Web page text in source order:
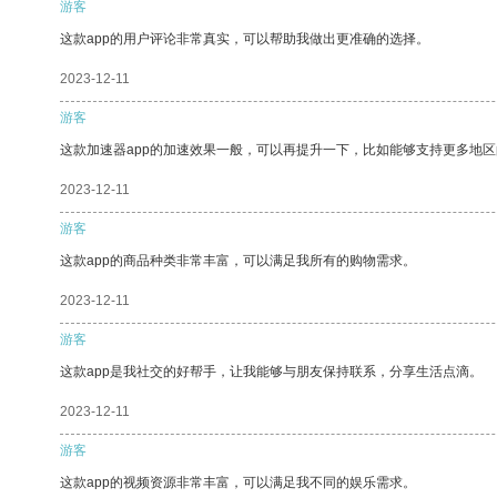
游客
这款app的用户评论非常真实，可以帮助我做出更准确的选择。
2023-12-11
游客
这款加速器app的加速效果一般，可以再提升一下，比如能够支持更多地区
2023-12-11
游客
这款app的商品种类非常丰富，可以满足我所有的购物需求。
2023-12-11
游客
这款app是我社交的好帮手，让我能够与朋友保持联系，分享生活点滴。
2023-12-11
游客
这款app的视频资源非常丰富，可以满足我不同的娱乐需求。